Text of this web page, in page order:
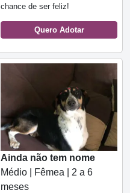
chance de ser feliz!
Quero Adotar
Ainda não tem nome
Médio | Fêmea | 2 a 6
meses